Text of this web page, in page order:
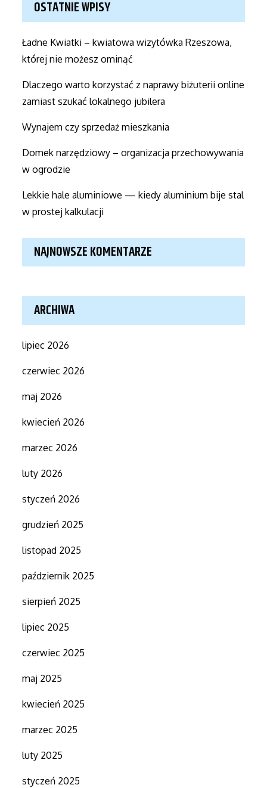
OSTATNIE WPISY
Ładne Kwiatki – kwiatowa wizytówka Rzeszowa,
której nie możesz ominąć
Dlaczego warto korzystać z naprawy biżuterii online
zamiast szukać lokalnego jubilera
Wynajem czy sprzedaż mieszkania
Domek narzędziowy – organizacja przechowywania
w ogrodzie
Lekkie hale aluminiowe — kiedy aluminium bije stal
w prostej kalkulacji
NAJNOWSZE KOMENTARZE
ARCHIWA
lipiec 2026
czerwiec 2026
maj 2026
kwiecień 2026
marzec 2026
luty 2026
styczeń 2026
grudzień 2025
listopad 2025
październik 2025
sierpień 2025
lipiec 2025
czerwiec 2025
maj 2025
kwiecień 2025
marzec 2025
luty 2025
styczeń 2025